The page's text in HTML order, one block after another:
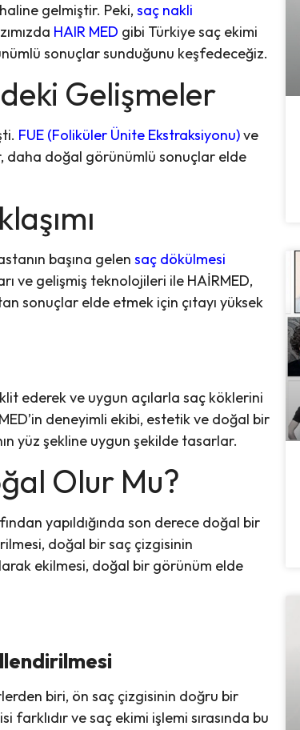
gelmiştir. Peki,saç nakli
HAIR MED gibi Türkiye saç ekimi
sonuçlar sunduğunu keşfedeceğiz.
Gelişmeler
FUE (Foliküler Ünite Ekstraksiyonu)ve
daha doğal görünümlü sonuçlar elde
başına gelensaç dökülmesi
ve gelişmiş teknolojileri ile HAİRMED,
sonuçlar elde etmek için çıtayı yüksek
ederek ve uygun açılarla saç köklerini
deneyimli ekibi, estetik ve doğal bir
yüz şekline uygun şekilde tasarlar.
Olur Mu?
yapıldığında son derece doğal bir
doğal bir saç çizgisinin
ekilmesi, doğal bir görünüm elde
biri, ön saç çizgisinin doğru bir
ve saç ekimi işlemi sırasında bu